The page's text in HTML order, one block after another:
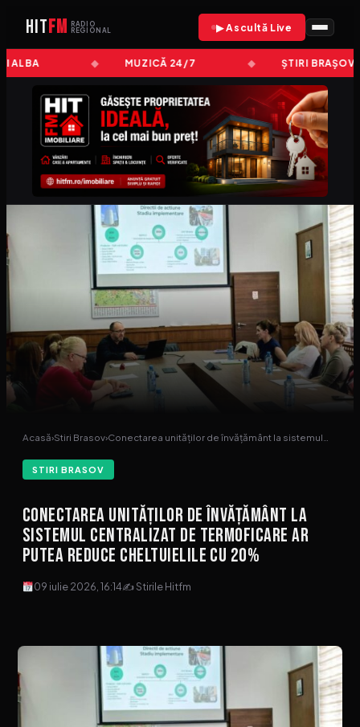
HITFM
RADIO
REGIONAL
▶ Ascultă Live
ALBA MUZICĂ 24/7 ȘTIRI BRAȘOV
Acasă›Stiri Brasov›Conectarea unităților de învățământ la sistemul…
STIRI BRASOV
Conectarea unităților de învățământ la
sistemul centralizat de termoficare ar
putea reduce cheltuielile cu 20%
09 iulie 2026, 16:14✍ Stirile Hitfm